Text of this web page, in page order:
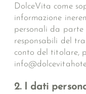
DolceVita come
informazione
personali da parte
responsabili del
conto del titolare,
2. I dati